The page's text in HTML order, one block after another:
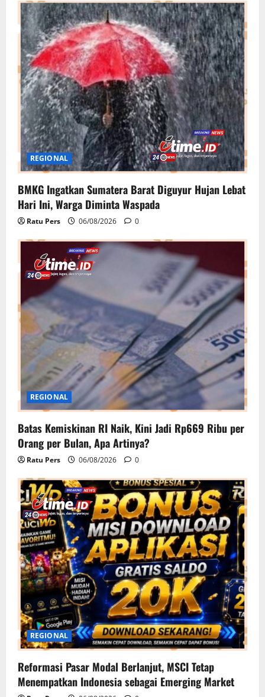
REGIONAL
BMKG Ingatkan Sumatera Barat Diguyur Hujan Lebat
Hari Ini, Warga Diminta Waspada
Ratu Pers 06/08/2026 0
REGIONAL
Batas Kemiskinan RI Naik, Kini Jadi Rp669 Ribu per
Orang per Bulan, Apa Artinya?
Ratu Pers 06/08/2026 0
REGIONAL
Reformasi Pasar Modal Berlanjut, MSCI Tetap
Menempatkan Indonesia sebagai Emerging Market